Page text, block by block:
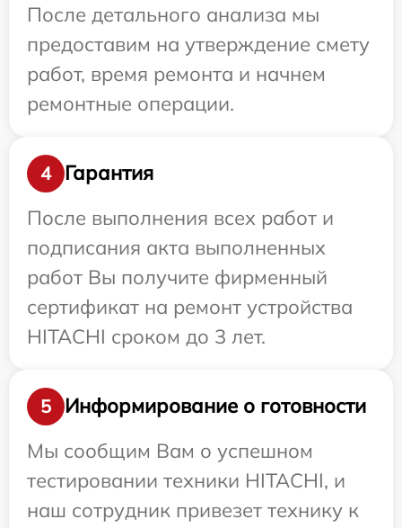
После детального анализа мы
предоставим на утверждение смету
работ, время ремонта и начнем
ремонтные операции.
4
Гарантия
После выполнения всех работ и
подписания акта выполненных
работ Вы получите фирменный
сертификат на ремонт устройства
HITACHI сроком до 3 лет.
5
Информирование о готовности
Мы сообщим Вам о успешном
тестировании техники HITACHI, и
наш сотрудник привезет технику к